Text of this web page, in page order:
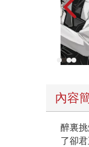
內容
醉裏挑
了卻